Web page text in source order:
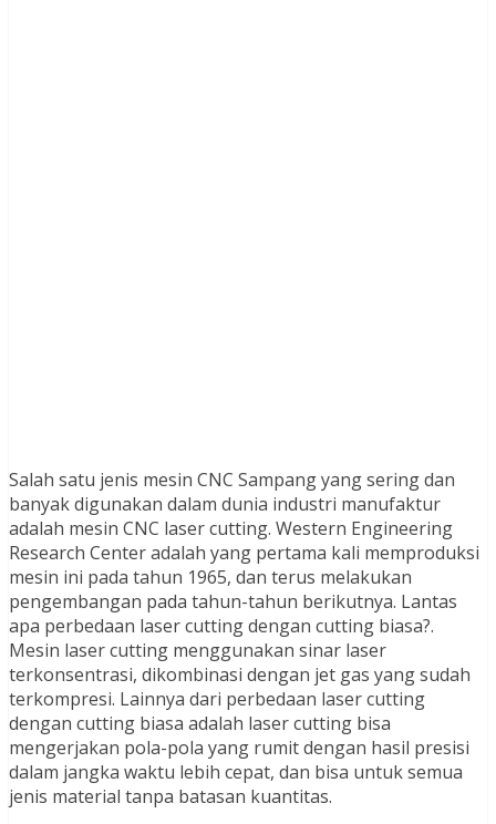
Salah satu jenis mesin CNC Sampang yang sering dan
banyak digunakan dalam dunia industri manufaktur
adalah mesin CNC laser cutting. Western Engineering
Research Center adalah yang pertama kali memproduksi
mesin ini pada tahun 1965, dan terus melakukan
pengembangan pada tahun-tahun berikutnya. Lantas
apa perbedaan laser cutting dengan cutting biasa?.
Mesin laser cutting menggunakan sinar laser
terkonsentrasi, dikombinasi dengan jet gas yang sudah
terkompresi. Lainnya dari perbedaan laser cutting
dengan cutting biasa adalah laser cutting bisa
mengerjakan pola-pola yang rumit dengan hasil presisi
dalam jangka waktu lebih cepat, dan bisa untuk semua
jenis material tanpa batasan kuantitas.